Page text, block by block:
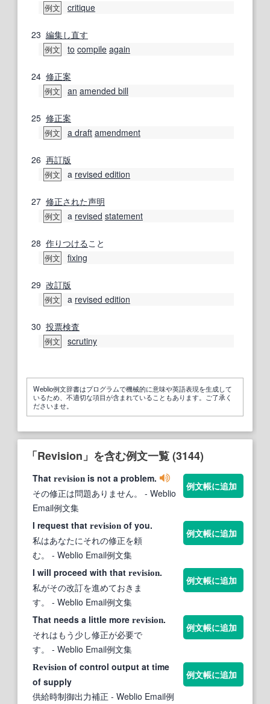
例文 critique
23 編集し直す
例文 to compile again
24 修正案
例文 an amended bill
25 修正案
例文 a draft amendment
26 再訂版
例文 a revised edition
27 修正された声明
例文 a revised statement
28 作りつけること
例文 fixing
29 改訂版
例文 a revised edition
30 投票検査
例文 scrutiny
Weblio例文辞書はプログラムで機械的に意味や英語表現を生成して
いるため、不適切な項目が含まれていることもあります。ご了承く
ださいませ。
「Revision」を含む例文一覧 (3144)
That revision is not a problem.
その修正は問題ありません。
- Weblio
Email例文集
例文帳に追加
I request that revision of you.
私はあなたにそれの修正を頼
む。
- Weblio Email例文集
例文帳に追加
I will proceed with that revision.
私がその改訂を進めておきま
す。
- Weblio Email例文集
例文帳に追加
That needs a little more revision.
それはもう少し修正が必要で
す。
- Weblio Email例文集
例文帳に追加
Revision of control output at time
of supply
供給時制御出力補正 - Weblio Email例
例文帳に追加